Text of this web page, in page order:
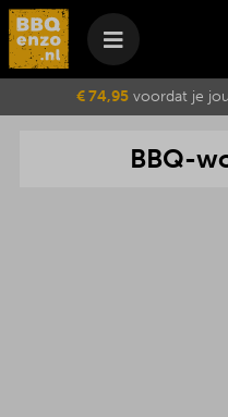
Je Wijzig
€ 74,95voordat je
BBQ-